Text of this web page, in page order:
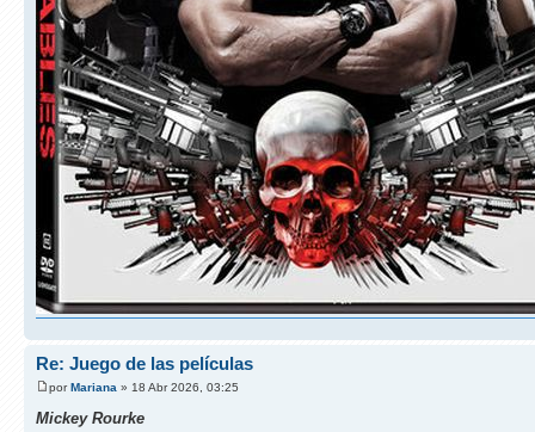
Re: Juego de las películas
porMariana » 18 Abr 2026, 03:25
Mickey Rourke